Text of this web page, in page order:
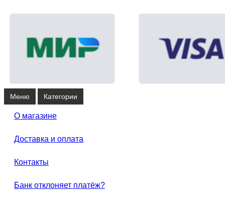
Меню Категории
О магазине
Доставка и оплата
Контакты
Банк отклоняет платёж?